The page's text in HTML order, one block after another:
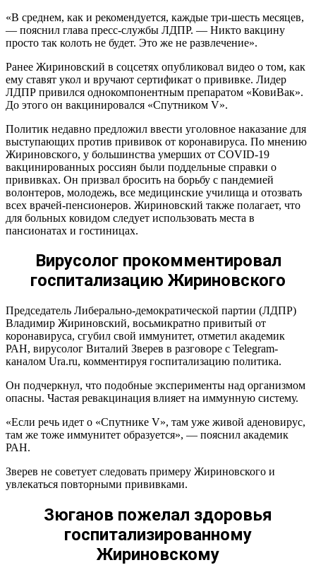
«В среднем, как и рекомендуется, каждые три-шесть месяцев,
— пояснил глава пресс-службы ЛДПР. — Никто вакцину
просто так колоть не будет. Это же не развлечение».
Ранее Жириновский в соцсетях опубликовал видео о том, как
ему ставят укол и вручают сертификат о прививке. Лидер
ЛДПР привился однокомпонентным препаратом «КовиВак».
До этого он вакцинировался «Спутником V».
Политик недавно предложил ввести уголовное наказание для
выступающих против прививок от коронавируса. По мнению
Жириновского, у большинства умерших от COVID-19
вакцинированных россиян были поддельные справки о
прививках. Он призвал бросить на борьбу с пандемией
волонтеров, молодежь, все медицинские училища и отозвать
всех врачей-пенсионеров. Жириновский также полагает, что
для больных ковидом следует использовать места в
пансионатах и гостиницах.
Вирусолог прокомментировал
госпитализацию Жириновского
Председатель Либерально-демократической партии (ЛДПР)
Владимир Жириновский, восьмикратно привитый от
коронавируса, сгубил свой иммунитет, отметил академик
РАН, вирусолог Виталий Зверев в разговоре с Telegram-
каналом Ura.ru, комментируя госпитализацию политика.
Он подчеркнул, что подобные эксперименты над организмом
опасны. Частая ревакцинация влияет на иммунную систему.
«Если речь идет о «Спутнике V», там уже живой аденовирус,
там же тоже иммунитет образуется», — пояснил академик
РАН.
Зверев не советует следовать примеру Жириновского и
увлекаться повторными прививками.
Зюганов пожелал здоровья
госпитализированному
Жириновскому